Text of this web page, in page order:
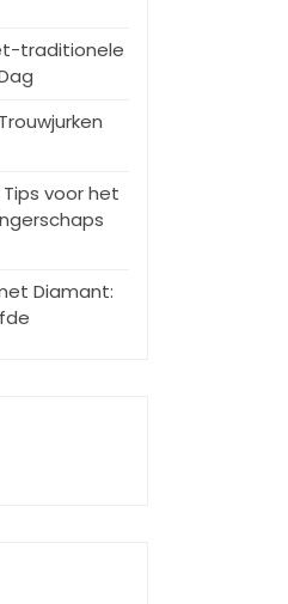
traditionele
voor het
Diamant: